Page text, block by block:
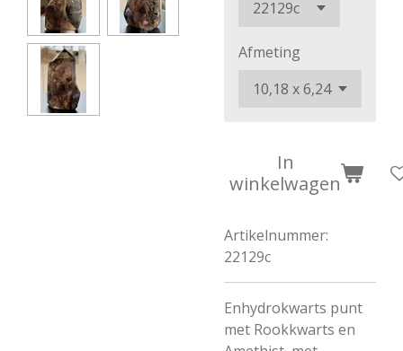
Afmeting
In
winkelwagen
Artikelnummer:
22129c
Enhydrokwarts punt
met Rookkwarts en